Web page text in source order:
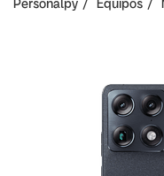
Personalpy Equipos